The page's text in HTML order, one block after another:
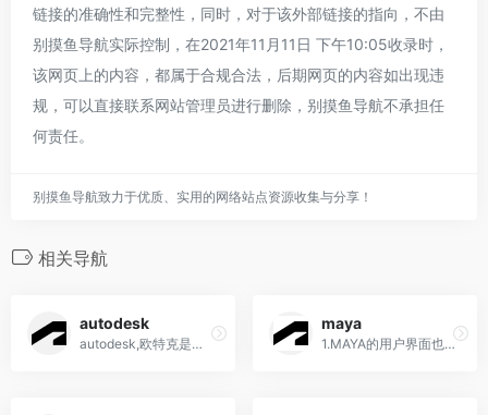
链接的准确性和完整性，同时，对于该外部链接的指向，不由
别摸鱼导航实际控制，在2021年11月11日 下午10:05收录时，
该网页上的内容，都属于合规合法，后期网页的内容如出现违
规，可以直接联系网站管理员进行删除，别摸鱼导航不承担任
何责任。
别摸鱼导航致力于优质、实用的网络站点资源收集与分享！
相关导航
autodesk
autodesk,欧特克是世界领先的设计软件和数字内容创建公司
maya
1.MAYA的用户界面也比3dsmax...